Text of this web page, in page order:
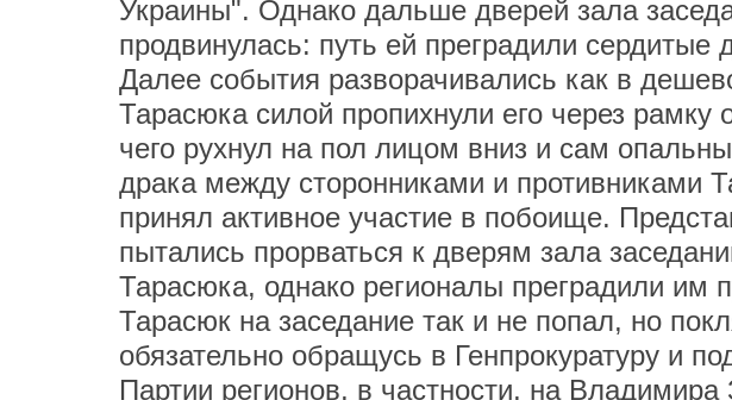
Украины". Однако дальше дверей зала
продвинулась: путь ей преградили сердитые
Далее события разворачивались как в
Тарасюка силой пропихнули его через
чего рухнул на пол лицом вниз и сам
драка между сторонниками и противниками
принял активное участие в побоище.
пытались прорваться к дверям зала
Тарасюка, однако регионалы преградили
Тарасюк на заседание так и не попал, но
обязательно обращусь в Генпрокуратуру и
Партии регионов, в частности, на